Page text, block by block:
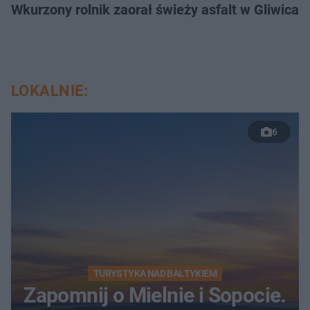
Wkurzony rolnik zaorał świeży asfalt w
LOKALNIE:
6
TURYSTYKA NAD BAŁTYKIEM
Zapomnij o Mielnie i Sopocie.